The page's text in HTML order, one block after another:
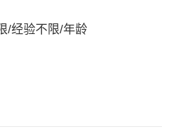
/经验不限/年龄